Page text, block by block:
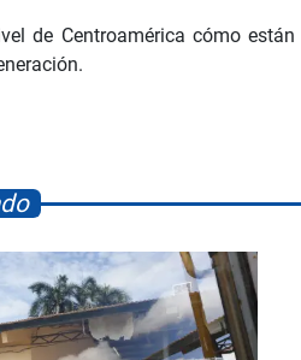
de Centroamérica cómo están